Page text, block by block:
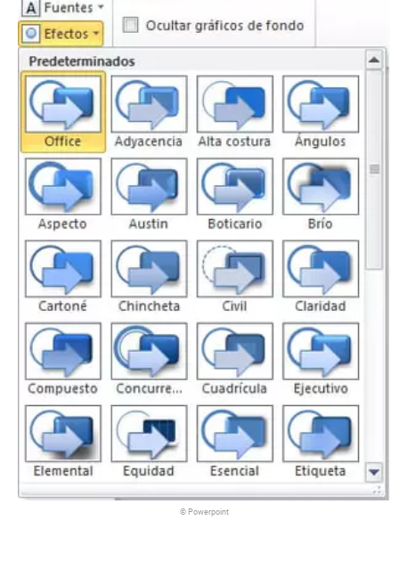
© Powerpoint